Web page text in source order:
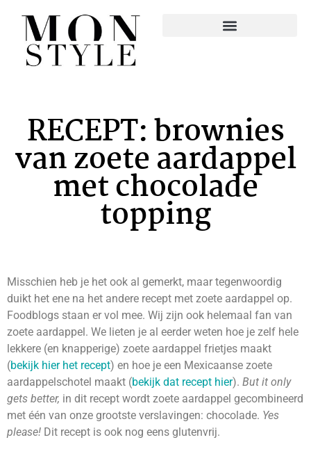
RECEPT: brownies
van zoete aardappel
met chocolade
topping
Misschien heb je het ook al gemerkt, maar tegenwoordig
duikt het ene na het andere recept met zoete aardappel op.
Foodblogs staan er vol mee. Wij zijn ook helemaal fan van
zoete aardappel. We lieten je al eerder weten hoe je zelf hele
lekkere (en knapperige) zoete aardappel frietjes maakt
(bekijk hier het recept) en hoe je een Mexicaanse zoete
aardappelschotel maakt (bekijk dat recept hier). But it only
gets better, in dit recept wordt zoete aardappel gecombineerd
met één van onze grootste verslavingen: chocolade. Yes
please! Dit recept is ook nog eens glutenvrij.